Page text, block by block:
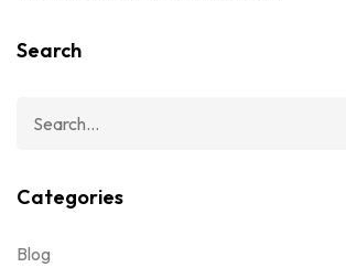
Search
Categories
Blog